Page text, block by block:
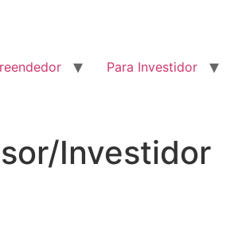
Para Investidor
Investidor